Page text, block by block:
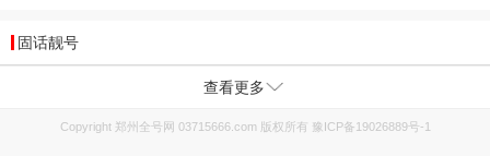
固话靓号
查看更多
Copyright 郑州全号网 03715666.com 版权所有 豫ICP备19026889号-1